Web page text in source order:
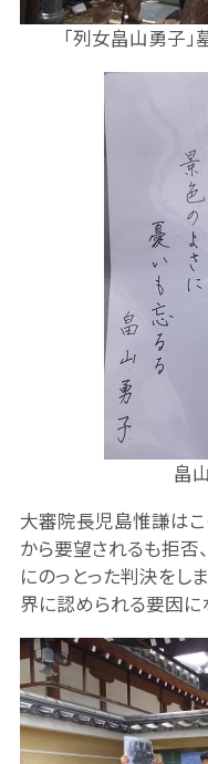
「列女畠山勇子
畠
大審院長児島惟謙は
から要望されるも拒否
にのっとった判決をし
界に認められる要因に